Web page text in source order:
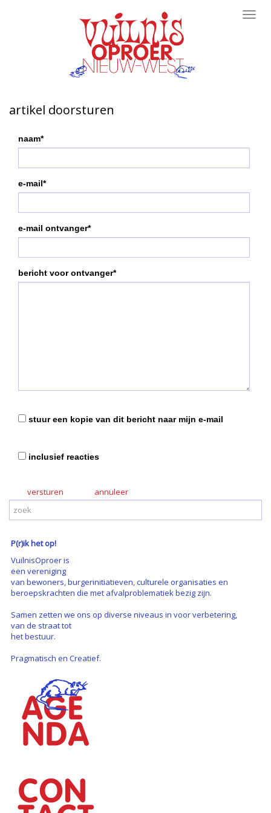
artikel doorsturen
naam*
e-mail*
e-mail ontvanger*
bericht voor ontvanger*
stuur een kopie van dit bericht naar mijn e-mail
inclusief reacties
versturen
P(r)ik het op!
VuilnisOproer is
een vereniging
van bewoners, burgerinitiatieven, culturele organisaties en
beroepskrachten die met afvalproblematiek bezig zijn.
Samen zetten we ons op diverse niveaus in voor verbetering,
van de straat tot
het bestuur.
Pragmatisch en Creatief.